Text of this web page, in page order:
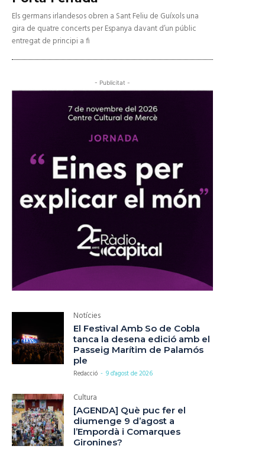
Els germans irlandesos obren a Sant Feliu de Guíxols una
gira de quatre concerts per Espanya davant d’un públic
entregat de principi a fi
- Publicitat -
Notícies
El Festival Amb So de Cobla
tanca la desena edició amb el
Passeig Marítim de Palamós
ple
Redacció - 9 d'agost de 2026
Cultura
[AGENDA] Què puc fer el
diumenge 9 d’agost a
l’Empordà i Comarques
Gironines?